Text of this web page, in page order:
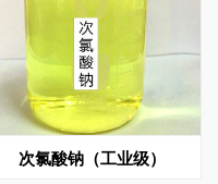
次氯酸钠（工业级）